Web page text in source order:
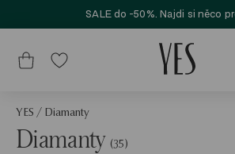
SALE do -50%. Najdi si něco
YES / Diamanty
Diamanty (35)